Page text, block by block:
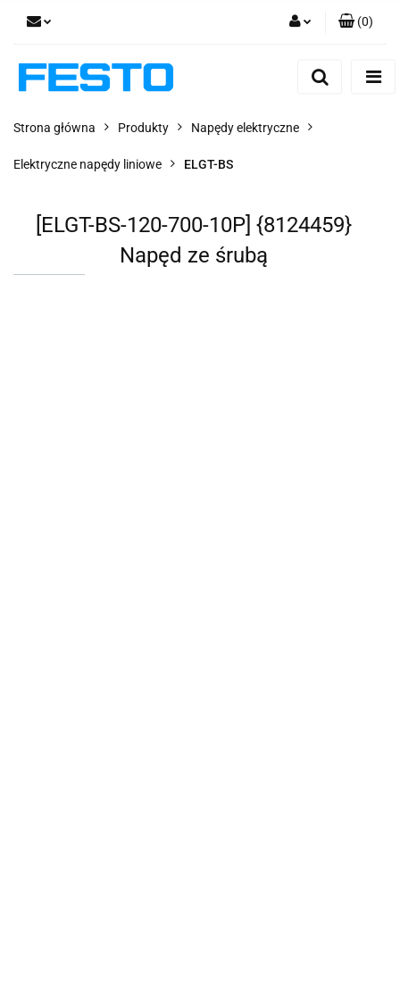
Dodaj zgłoszenie
(0)
Strona główna Produkty Napędy elektryczne
Elektryczne napędy liniowe ELGT-BS
[ELGT-BS-120-700-10P] {8124459}
Napęd ze śrubą